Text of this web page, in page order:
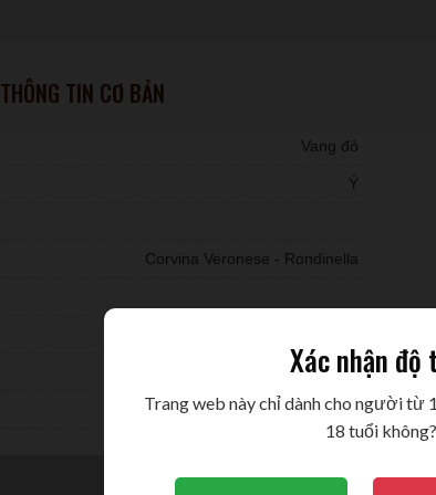
THÔNG TIN CƠ BẢN
Vang đỏ
Ý
Corvina Veronese - Rondinella
Xác nhận độ
Trang web này chỉ dành cho người từ
18 tuổi không?